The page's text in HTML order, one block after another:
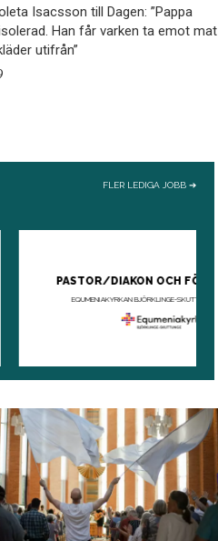
Isacsson till Dagen: ”Pappa
Han får varken ta emot mat
utifrån”